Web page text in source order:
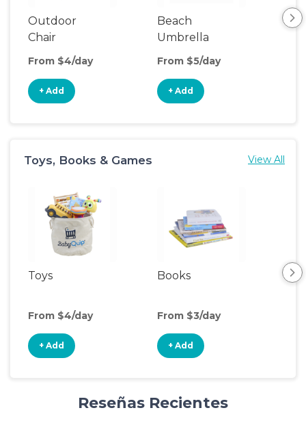
Outdoor
Chair
From $4/day
+ Add
Beach
Umbrella
From $5/day
+ Add
Toys, Books & Games View All
Toys
From $4/day
+ Add
Books
From $3/day
+ Add
Reseñas Recientes